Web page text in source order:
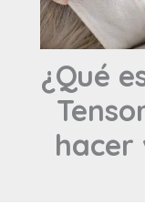
¿Qué
hacer